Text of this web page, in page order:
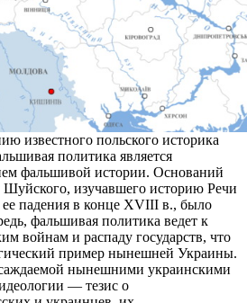
известного польского историка
политика является
фальшивой истории. Оснований
Шуйского, изучавшего историю Речи
падения в конце XVIII в., было
фальшивая политика ведет к
войнам и распаду государств, что
пример нынешней Украины.
нынешними украинскими
— тезис о